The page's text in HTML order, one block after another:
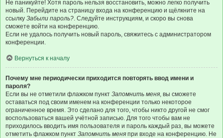
Не паникуйте! Хотя пароль нельзя восстановить, можно легко получить
новый. Перейдите на страницу входа на конференцию и щёлкните на
ссылку Забыли пароль?. Следуйте инструкциям, и скоро вы снова
сможете войти на конференцию.
Если не удалось получить новый пароль, свяжитесь с администратором
конференции.
Вернуться к началу
Почему мне периодически приходится повторять ввод имени и
пароля?
Если вы не отметили флажком пункт Запомнить меня, вы сможете
оставаться под своим именем на конференции только некоторое
ограниченное время. Это сделано для того, чтобы никто другой не смог
воспользоваться вашей учётной записью. Для того чтобы вам не
приходилось вводить имя пользователя и пароль каждый раз, вы можете
отметить флажком пункт Запомнить меня при входе на конференцию. Не